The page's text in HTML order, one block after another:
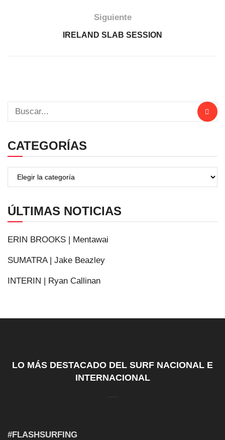
Siguiente
IRELAND SLAB SESSION
CATEGORÍAS
ÚLTIMAS NOTICIAS
ERIN BROOKS | Mentawai
SUMATRA | Jake Beazley
INTERIN | Ryan Callinan
LO MÁS DESTACADO DEL SURF NACIONAL E
INTERNACIONAL
#FLASHSURFING